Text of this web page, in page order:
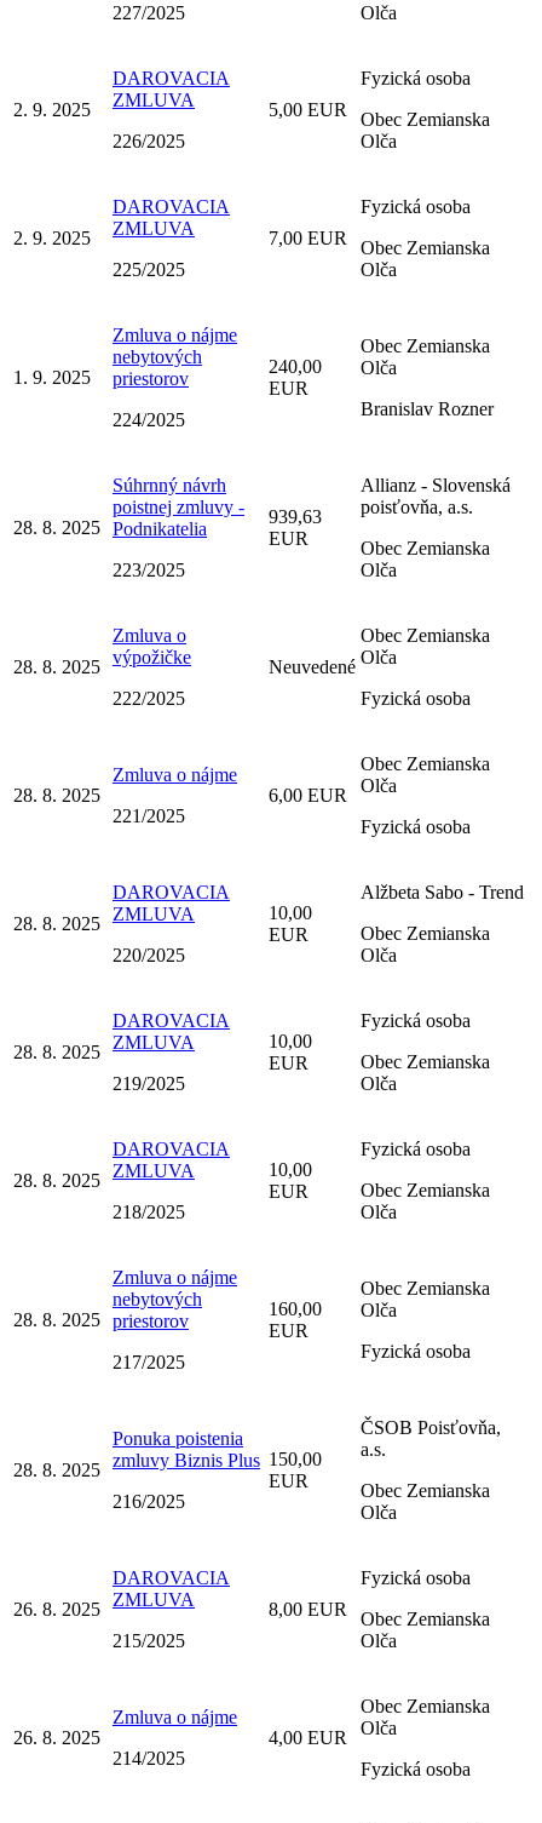
227/2025
Olča
2. 9. 2025
DAROVACIA
ZMLUVA
226/2025
5,00 EUR
Fyzická osoba
Obec Zemianska
Olča
2. 9. 2025
DAROVACIA
ZMLUVA
225/2025
7,00 EUR
Fyzická osoba
Obec Zemianska
Olča
1. 9. 2025
Zmluva o nájme
nebytových
priestorov
224/2025
240,00
EUR
Obec Zemianska
Olča
Branislav Rozner
28. 8. 2025
Súhrnný návrh
poistnej zmluvy -
Podnikatelia
223/2025
939,63
EUR
Allianz - Slovenská
poisťovňa, a.s.
Obec Zemianska
Olča
28. 8. 2025
Zmluva o
výpožičke
222/2025
Neuvedené
Obec Zemianska
Olča
Fyzická osoba
28. 8. 2025
Zmluva o nájme
221/2025
6,00 EUR
Obec Zemianska
Olča
Fyzická osoba
28. 8. 2025
DAROVACIA
ZMLUVA
220/2025
10,00
EUR
Alžbeta Sabo - Trend
Obec Zemianska
Olča
28. 8. 2025
DAROVACIA
ZMLUVA
219/2025
10,00
EUR
Fyzická osoba
Obec Zemianska
Olča
28. 8. 2025
DAROVACIA
ZMLUVA
218/2025
10,00
EUR
Fyzická osoba
Obec Zemianska
Olča
28. 8. 2025
Zmluva o nájme
nebytových
priestorov
217/2025
160,00
EUR
Obec Zemianska
Olča
Fyzická osoba
28. 8. 2025
Ponuka poistenia
zmluvy Biznis Plus
216/2025
150,00
EUR
ČSOB Poisťovňa,
a.s.
Obec Zemianska
Olča
26. 8. 2025
DAROVACIA
ZMLUVA
215/2025
8,00 EUR
Fyzická osoba
Obec Zemianska
Olča
26. 8. 2025
Zmluva o nájme
214/2025
4,00 EUR
Obec Zemianska
Olča
Fyzická osoba